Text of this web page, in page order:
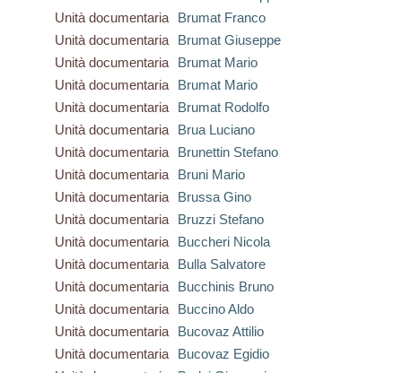
Unità documentaria
Brumat Franco
Unità documentaria
Brumat Giuseppe
Unità documentaria
Brumat Mario
Unità documentaria
Brumat Mario
Unità documentaria
Brumat Rodolfo
Unità documentaria
Brua Luciano
Unità documentaria
Brunettin Stefano
Unità documentaria
Bruni Mario
Unità documentaria
Brussa Gino
Unità documentaria
Bruzzi Stefano
Unità documentaria
Buccheri Nicola
Unità documentaria
Bulla Salvatore
Unità documentaria
Bucchinis Bruno
Unità documentaria
Buccino Aldo
Unità documentaria
Bucovaz Attilio
Unità documentaria
Bucovaz Egidio